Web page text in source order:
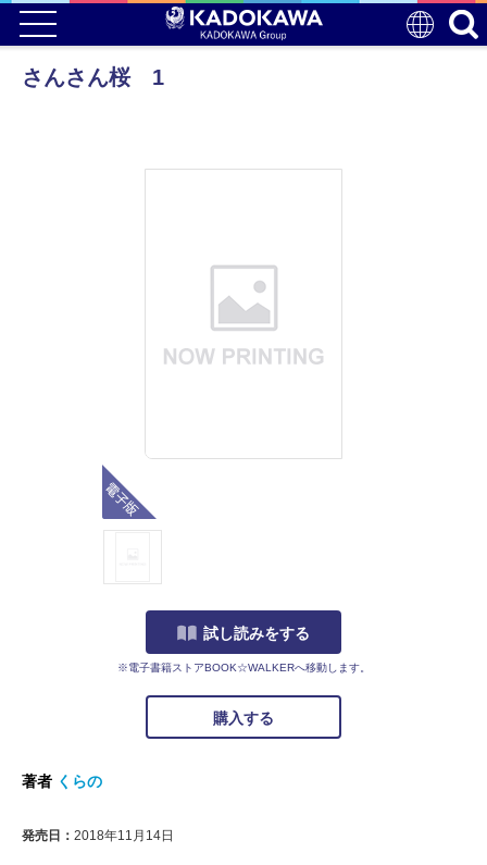
さんさん桜 1
試し読みをする
※電子書籍ストアBOOK☆WALKERへ移動します。
購入する
著者 くらの
発売日： 2018年11月14日